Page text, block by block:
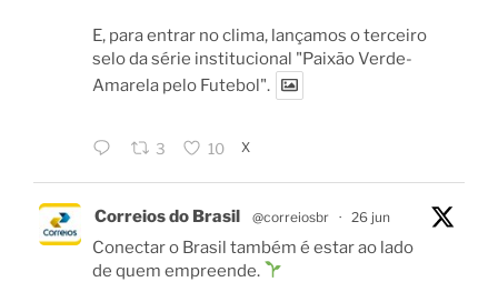
E, para entrar no clima, lançamos o terceiro
selo da série institucional "Paixão Verde-
Amarela pelo Futebol".
3 10 X
Correios do Brasil @correiosbr · 26 jun
Conectar o Brasil também é estar ao lado
de quem empreende.